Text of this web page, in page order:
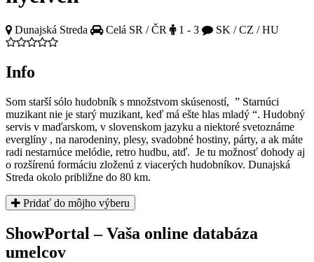
Dunajská Streda Celá SR / ČR 1 - 3 SK / CZ / HU
Info
Som starší sólo hudobník s množstvom skúseností, ” Starnúci
muzikant nie je starý muzikant, keď má ešte hlas mladý “. Hudobný
servis v maďarskom, v slovenskom jazyku a niektoré svetoznáme
everglíny , na narodeniny, plesy, svadobné hostiny, párty, a ak máte
radi nestarnúce melódie, retro hudbu, atď. Je tu možnosť dohody aj
o rozšírenú formáciu zloženú z viacerých hudobníkov. Dunajská
Streda okolo približne do 80 km.
Pridať do môjho výberu
ShowPortal – Vaša online databáza
umelcov